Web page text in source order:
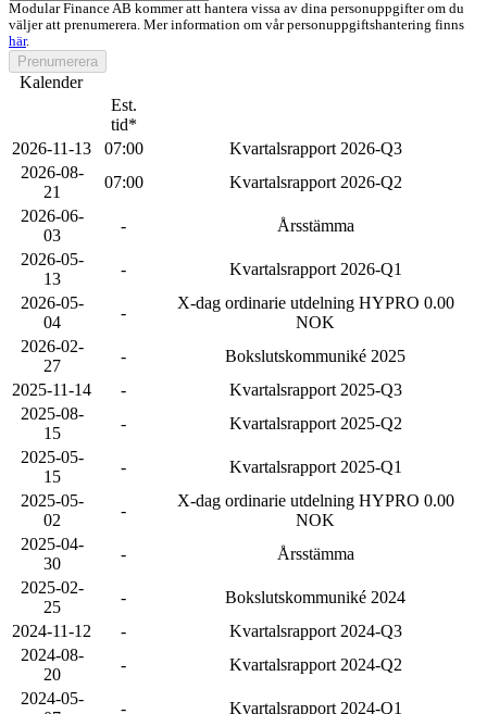
Modular Finance AB kommer att hantera vissa av dina personuppgifter om du
väljer att prenumerera. Mer information om vår personuppgiftshantering finns
här.
Prenumerera
Kalender
Est.
tid*
2026-11-13
07:00
Kvartalsrapport 2026-Q3
2026-08-
21
07:00
Kvartalsrapport 2026-Q2
2026-06-
03
-
Årsstämma
2026-05-
13
-
Kvartalsrapport 2026-Q1
2026-05-
04
-
X-dag ordinarie utdelning HYPRO 0.00
NOK
2026-02-
27
-
Bokslutskommuniké 2025
2025-11-14
-
Kvartalsrapport 2025-Q3
2025-08-
15
-
Kvartalsrapport 2025-Q2
2025-05-
15
-
Kvartalsrapport 2025-Q1
2025-05-
02
-
X-dag ordinarie utdelning HYPRO 0.00
NOK
2025-04-
30
-
Årsstämma
2025-02-
25
-
Bokslutskommuniké 2024
2024-11-12
-
Kvartalsrapport 2024-Q3
2024-08-
20
-
Kvartalsrapport 2024-Q2
2024-05-
- Kvartalsrapport 2024-Q1